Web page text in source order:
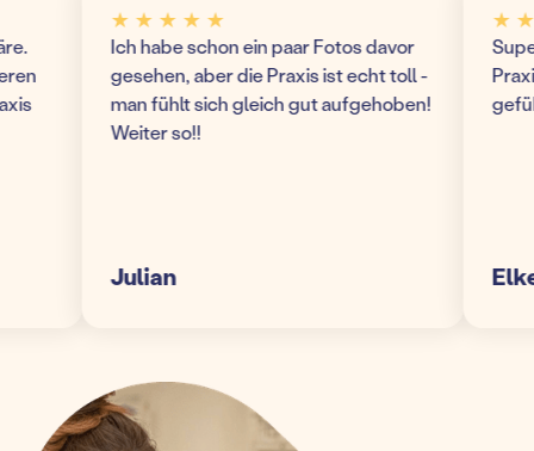
★ ★ ★ ★ ★
Ich habe schon ein paar Fotos davor
gesehen, aber die Praxis ist echt toll -
man fühlt sich gleich gut aufgehoben!
Weiter so!!
Julian
★ ★
Super
Elke S.